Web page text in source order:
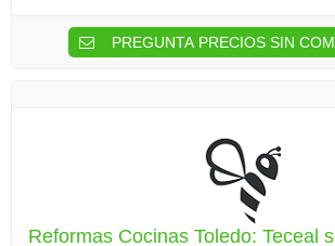
PREGUNTA PRECIOS SIN
Reformas Cocinas Toledo: Teceal